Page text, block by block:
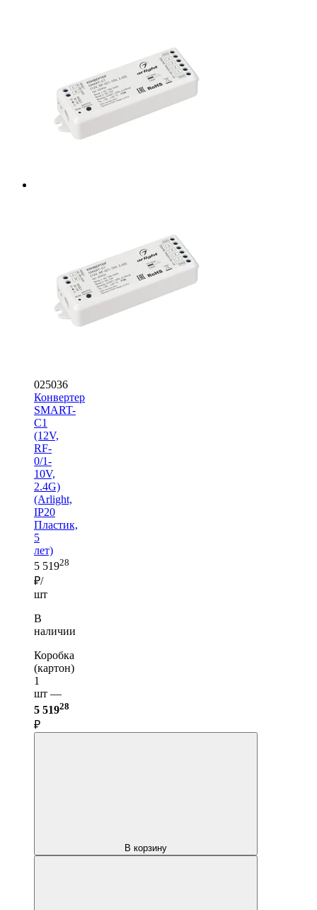
025036
Конвертер
SMART-
C1
(12V,
RF-
0/1-
10V,
2.4G)
(Arlight,
IP20
Пластик,
5
лет)
5 51928
₽/
шт
В
наличии
Коробка
(картон)
1
шт —
5 51928
₽
В корзину